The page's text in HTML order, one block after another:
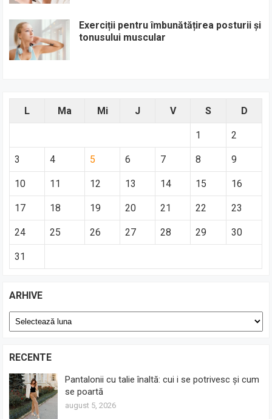
Exerciții pentru îmbunătățirea posturii și
tonusului muscular
L Ma Mi J V S D
1 2
3 4 5 6 7 8 9
10 11 12 13 14 15 16
17 18 19 20 21 22 23
24 25 26 27 28 29 30
31
ARHIVE
Arhive
RECENTE
Pantalonii cu talie înaltă: cui i se potrivesc și cum
se poartă
august 5, 2026